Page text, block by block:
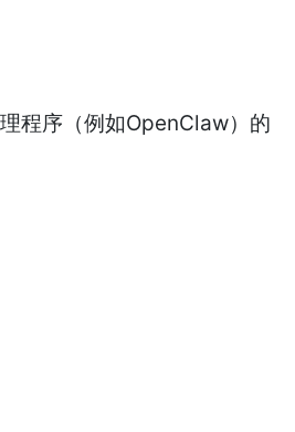
程序（例如OpenClaw）的